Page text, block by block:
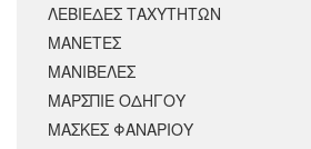
ΛΕΒΙΕΔΕΣ ΤΑΧΥΤΗΤΩΝ
ΜΑΝΕΤΕΣ
ΜΑΝΙΒΕΛΕΣ
ΜΑΡΣΠΙΕ ΟΔΗΓΟΥ
ΜΑΣΚΕΣ ΦΑΝΑΡΙΟΥ